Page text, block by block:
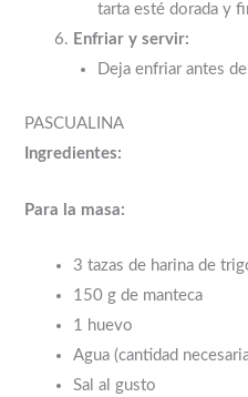
tarta esté dorada y
Enfriar y servir:
Deja enfriar antes
PASCUALINA
Ingredientes:
Para la masa:
3 tazas de harina de
150 g de manteca
1 huevo
Agua (cantidad
Sal al gusto